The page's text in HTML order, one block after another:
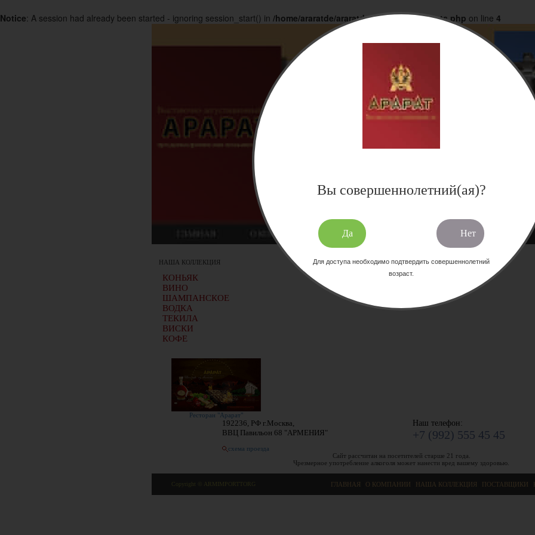
Notice: A session had already been started - ignoring session_start() in /home/araratde/araratdeg.ru/docs/products.php on line 4
НАША КОЛЛЕКЦИЯ
КОНЬЯК
ВИНО
ШАМПАНСКОЕ
ВОДКА
ТЕКИЛА
ВИСКИ
КОФЕ
Ресторан "Арарат"
192236, РФ г.Москва,
ВВЦ Павильон 68 "АРМЕНИЯ"
схема проезда
Наш телефон:
+7 (992) 555 45 45
Сайт рассчитан на посетителей старше 21 года.
Чрезмерное употребление алкоголя может нанести вред вашему здоровью.
Copyright © ARMIMPORTTORG ГЛАВНАЯ О КОМПАНИИ НАША КОЛЛЕКЦИЯ ПОСТАВЩИКИ
Вы совершеннолетний(ая)?
Да Нет
Для доступа необходимо подтвердить совершеннолетний
возраст.